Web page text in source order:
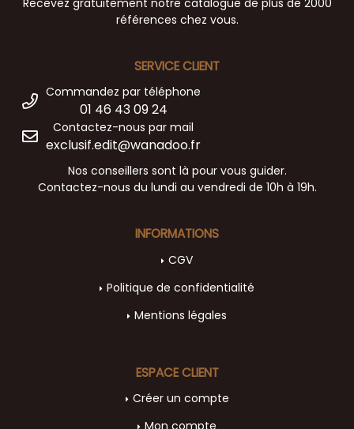
références chez vous.
SERVICE CLIENT
Commandez par téléphone
01 46 43 09 24
Contactez-nous par mail
exclusif.edit@wanadoo.fr
Nos conseillers sont là pour vous guider.
Contactez-nous du lundi au vendredi de 10h à 19h.
INFORMATIONS
CGV
Politique de confidentialité
Mentions légales
ESPACE CLIENT
Créer un compte